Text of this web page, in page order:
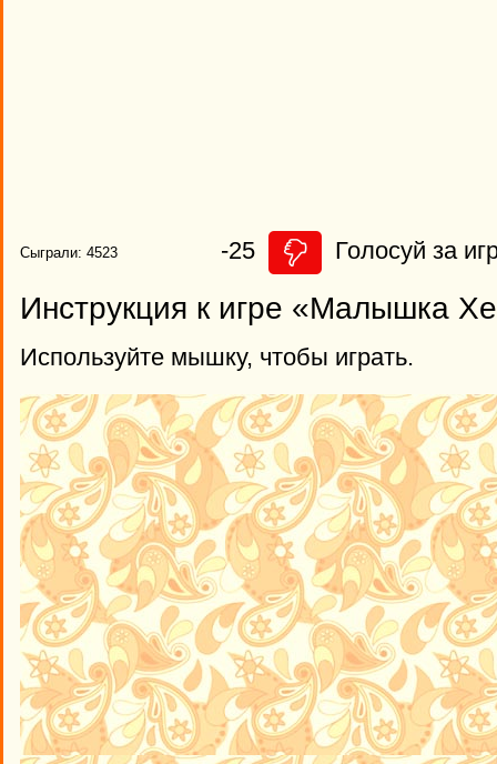
Сыграли: 4523 -25 Голосуй за
Инструкция к игре «Малышка
Используйте мышку, чтобы играть.